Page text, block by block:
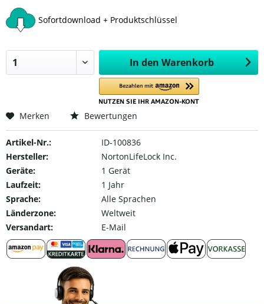
Sofortdownload + Produktschlüssel
In den Warenkorb
Merken Bewertungen
Artikel-Nr.:
ID-100836
Hersteller:
NortonLifeLock Inc.
Geräte:
1 Gerät
Laufzeit:
1 Jahr
Sprache:
Alle Sprachen
Länderzone:
Weltweit
Versandart:
E-Mail